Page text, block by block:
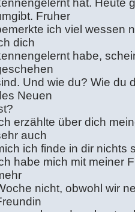
hat. Heute
Fruher
ich viel wessen
dich
habe,
Und wie du? Wie du
Neuen
erzählte über dich
auch
ich finde in dir nichts
habe mich mit meiner
nicht, obwohl wir